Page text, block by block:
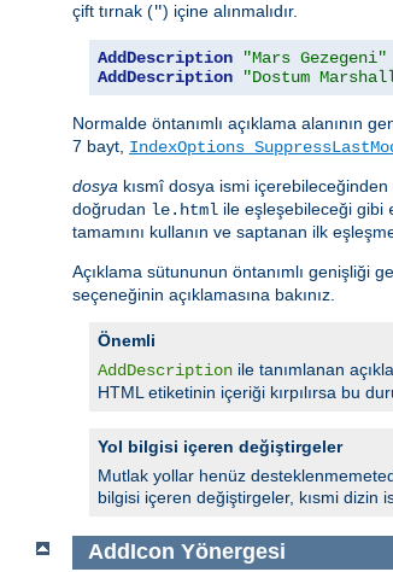
çift tırnak (") içine alınmalıdır.
AddDescription "Mars Gezegeni"
AddDescription
"Dostum
Normalde öntanımlı açıklama alanının
7 bayt, IndexOptions
dosya kısmî dosya ismi
doğrudan le.html ile eşleşebileceği gibi
tamamını kullanın ve saptanan ilk
Açıklama sütununun öntanımlı genişliği
seçeneğinin açıklamasına bakınız.
Önemli
AddDescription ile tanımlanan
HTML etiketinin içeriği kırpılırsa bu
Yol bilgisi içeren değiştirgeler
Mutlak yollar henüz
bilgisi içeren değiştirgeler, kısmi dizin
AddIcon Yönergesi